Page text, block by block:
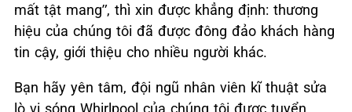
mất tật mang”, thì xin được khẳng định: thương
hiệu của chúng tôi đã được đông đảo khách hàng
tin cậy, giới thiệu cho nhiều người khác.
Bạn hãy yên tâm, đội ngũ nhân viên kĩ thuật sửa
lò vi sóng Whirlpool của chúng tôi được tuyển